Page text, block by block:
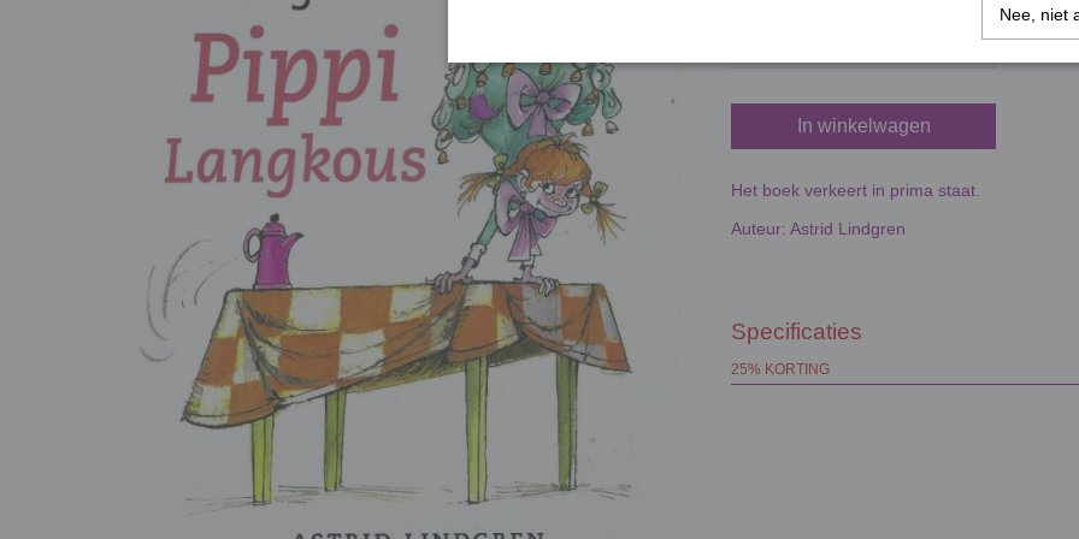
In winkelwagen
Het boek verkeert in prima staat.
Auteur: Astrid Lindgren
Specificaties
25% KORTING
Nee, niet